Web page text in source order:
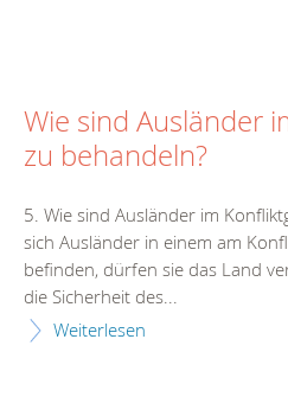
Wie sind Ausländer
zu behandeln?
5. Wie sind Ausländer im
sich Ausländer in einem am
befinden, dürfen sie das Land
die Sicherheit des...
Weiterlesen